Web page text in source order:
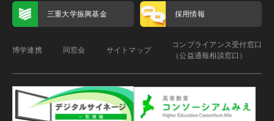
三重大学振興基金 採用情報
博学連携 同窓会 サイトマップ
コンプライアンス受付窓口
（公益通報相談窓口）